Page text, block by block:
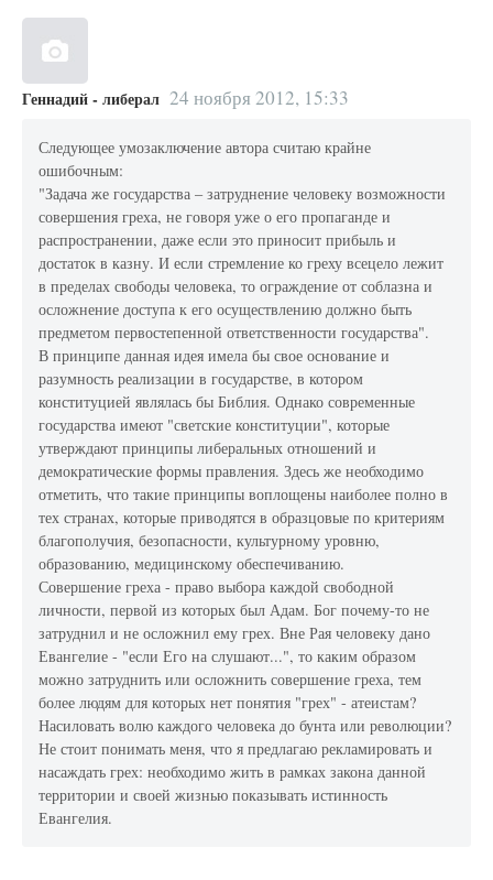
Геннадий - либерал 24 ноября 2012, 15:33
Следующее умозаключение автора считаю крайне
ошибочным:
"Задача же государства – затруднение человеку возможности
совершения греха, не говоря уже о его пропаганде и
распространении, даже если это приносит прибыль и
достаток в казну. И если стремление ко греху всецело лежит
в пределах свободы человека, то ограждение от соблазна и
осложнение доступа к его осуществлению должно быть
предметом первостепенной ответственности государства".
В принципе данная идея имела бы свое основание и
разумность реализации в государстве, в котором
конституцией являлась бы Библия. Однако современные
государства имеют "светские конституции", которые
утверждают принципы либеральных отношений и
демократические формы правления. Здесь же необходимо
отметить, что такие принципы воплощены наиболее полно в
тех странах, которые приводятся в образцовые по критериям
благополучия, безопасности, культурному уровню,
образованию, медицинскому обеспечиванию.
Совершение греха - право выбора каждой свободной
личности, первой из которых был Адам. Бог почему-то не
затруднил и не осложнил ему грех. Вне Рая человеку дано
Евангелие - "если Его на слушают...", то каким образом
можно затруднить или осложнить совершение греха, тем
более людям для которых нет понятия "грех" - атеистам?
Насиловать волю каждого человека до бунта или революции?
Не стоит понимать меня, что я предлагаю рекламировать и
насаждать грех: необходимо жить в рамках закона данной
территории и своей жизнью показывать истинность
Евангелия.